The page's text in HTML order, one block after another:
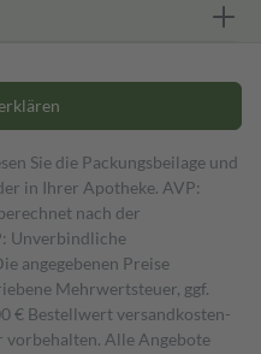
Sie die Packungsbeilage und
in Ihrer Apotheke. AVP:
nach der
Unverbindliche
angegebenen Preise
Mehrwertsteuer, ggf.
€ Bestell­wert versand­kosten­
Alle Angebote